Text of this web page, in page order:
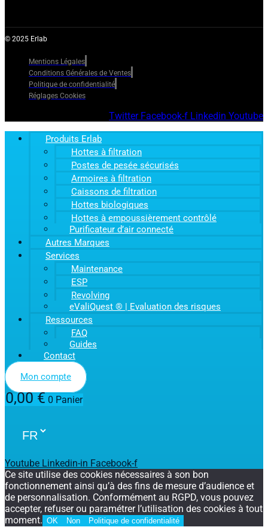
© 2025 Erlab
Mentions Légales
Conditions Générales de Ventes
Politique de confidentialité
Réglages Cookies
Twitter Facebook-f Linkedin Youtube
Produits Erlab
Hottes à filtration
Postes de pesée sécurisés
Armoires à filtration
Caissons de filtration
Hottes biologiques
Hottes à empoussièrement contrôlé
Purificateur d’air connecté
Autres Marques
Services
Maintenance
ESP
Revolving
eValiQuest ® | Evaluation des risques
Ressources
FAQ
Guides
Contact
Mon compte
0,00€ 0 Panier
Youtube Linkedin-in Facebook-f
Ce site utilise des cookies nécessaires à son bon
fonctionnement ainsi qu’à des fins de mesure d’audience et
de personnalisation. Conformément au RGPD, vous pouvez
accepter, refuser ou paramétrer l’utilisation des cookies à tout
moment. OK Non Politique de confidentialité